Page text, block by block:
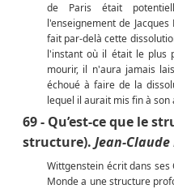
de Paris était
l'enseignement de
fait par-delà cette
l'instant où il était le plus
mourir, il n'aura jamais
échoué à faire de la
lequel il aurait mis fin à son
69 - Qu’est-ce que le
structure). Jean-
Wittgenstein écrit dans ses
Monde a une structure